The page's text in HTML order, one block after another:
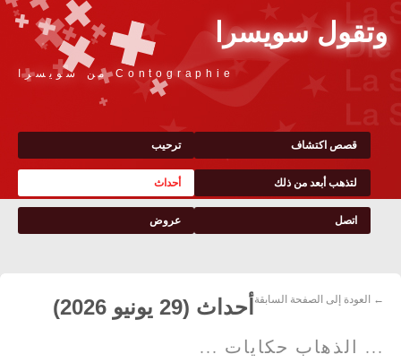
وتقول سويسرا
Contographie من سويسرا
ترحيب قصص اكتشاف
أحداث لتذهب أبعد من ذلك
عروض اتصل
← العودة إلى الصفحة السابقة
أحداث (29 يونيو 2026)
... الذهاب حكايات ...